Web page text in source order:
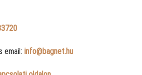
email: info@bagnet.hu